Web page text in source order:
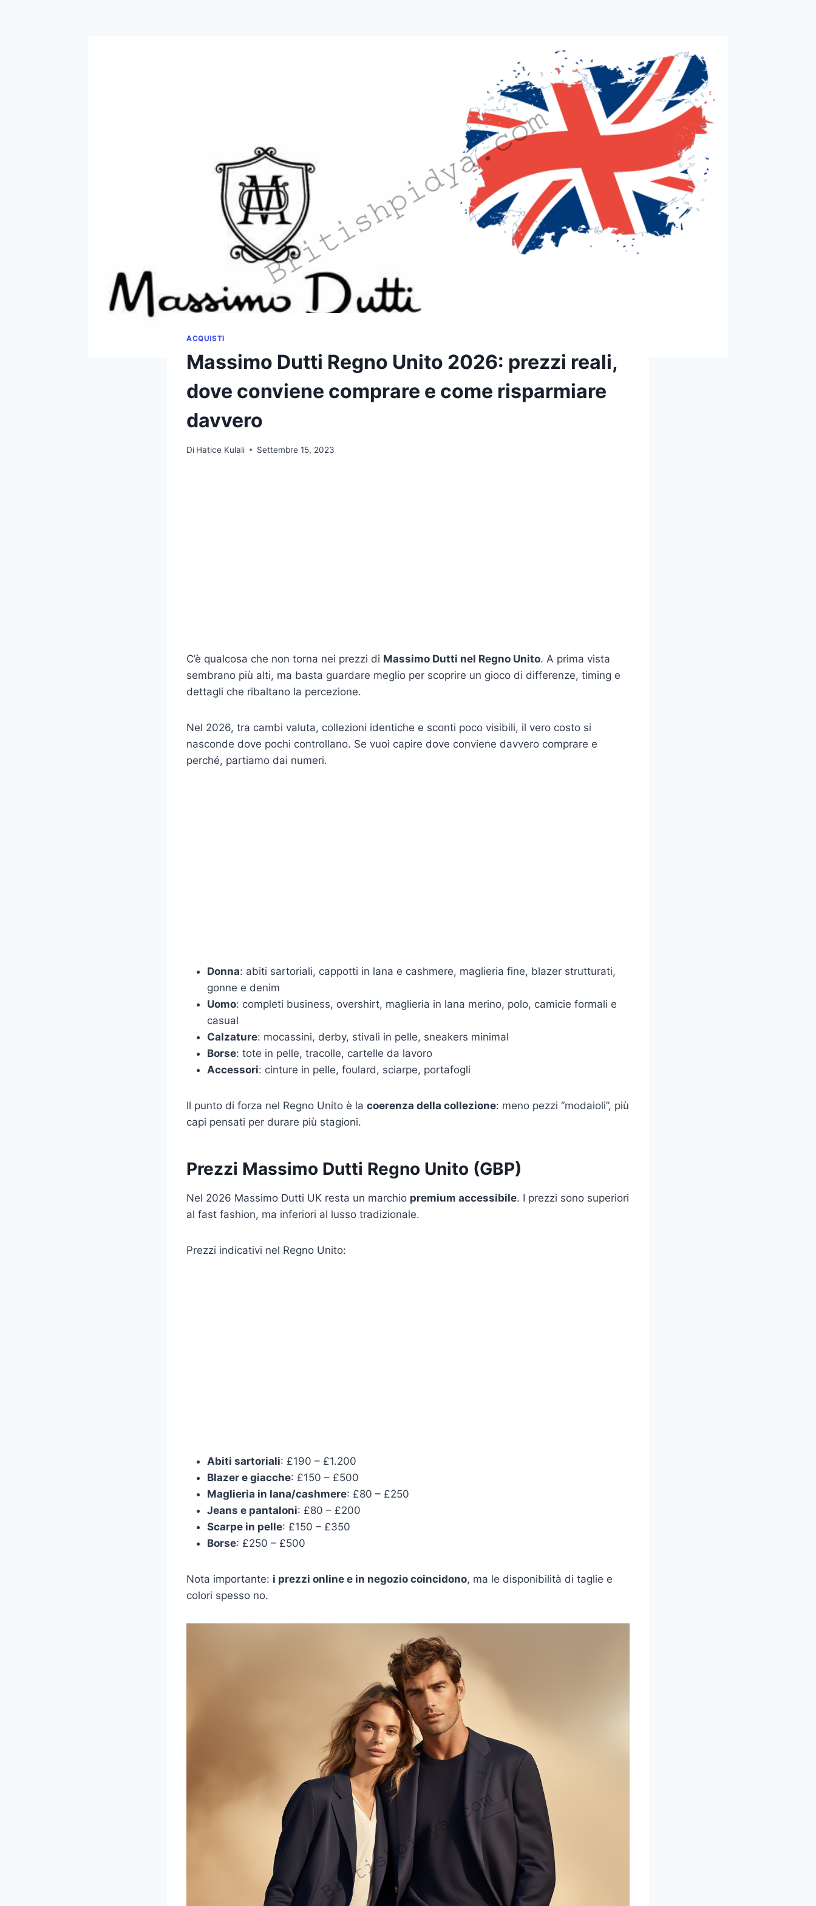
ACQUISTI
Massimo Dutti Regno Unito 2026: prezzi reali,
dove conviene comprare e come risparmiare
davvero
Di Hatice Kulali Settembre 15, 2023
C’è qualcosa che non torna nei prezzi di Massimo Dutti nel Regno Unito. A prima vista
sembrano più alti, ma basta guardare meglio per scoprire un gioco di differenze, timing e
dettagli che ribaltano la percezione.
Nel 2026, tra cambi valuta, collezioni identiche e sconti poco visibili, il vero costo si
nasconde dove pochi controllano. Se vuoi capire dove conviene davvero comprare e
perché, partiamo dai numeri.
Donna: abiti sartoriali, cappotti in lana e cashmere, maglieria fine, blazer strutturati,
gonne e denim
Uomo: completi business, overshirt, maglieria in lana merino, polo, camicie formali e
casual
Calzature: mocassini, derby, stivali in pelle, sneakers minimal
Borse: tote in pelle, tracolle, cartelle da lavoro
Accessori: cinture in pelle, foulard, sciarpe, portafogli
Il punto di forza nel Regno Unito è la coerenza della collezione: meno pezzi “modaioli”, più
capi pensati per durare più stagioni.
Prezzi Massimo Dutti Regno Unito (GBP)
Nel 2026 Massimo Dutti UK resta un marchio premium accessibile. I prezzi sono superiori
al fast fashion, ma inferiori al lusso tradizionale.
Prezzi indicativi nel Regno Unito:
Abiti sartoriali: £190 – £1.200
Blazer e giacche: £150 – £500
Maglieria in lana/cashmere: £80 – £250
Jeans e pantaloni: £80 – £200
Scarpe in pelle: £150 – £350
Borse: £250 – £500
Nota importante: i prezzi online e in negozio coincidono, ma le disponibilità di taglie e
colori spesso no.